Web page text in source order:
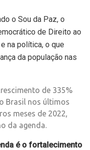
o Sou da Paz, o
de Direito ao
na política, o que
da população nas
de 335%
Brasil nos últimos
meses de 2022,
da agenda.
é o fortalecimento